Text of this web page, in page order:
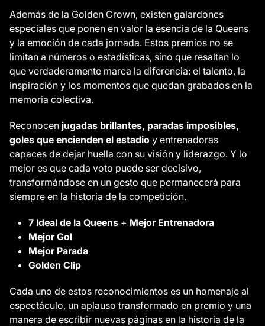
Además de la Golden Crown, existen galardones
especiales que ponen en valor la esencia de la Queens
y la emoción de cada jornada. Estos premios no se
limitan a números o estadísticas, sino que resaltan lo
que verdaderamente marca la diferencia: el talento, la
inspiración y los momentos que quedan grabados en la
memoria colectiva.
Reconocen jugadas brillantes, paradas imposibles,
goles que encienden el estadio y entrenadoras
capaces de dejar huella con su visión y liderazgo. Y lo
mejor es que cada voto puede ser decisivo,
transformándose en un gesto que permanecerá para
siempre en la historia de la competición.
7 Ideal de la Queens + Mejor Entrenadora
Mejor Gol
Mejor Parada
Golden Clip
Cada uno de estos reconocimientos es un homenaje al
espectáculo, un aplauso transformado en premio y una
manera de escribir nuevas páginas en la historia de la